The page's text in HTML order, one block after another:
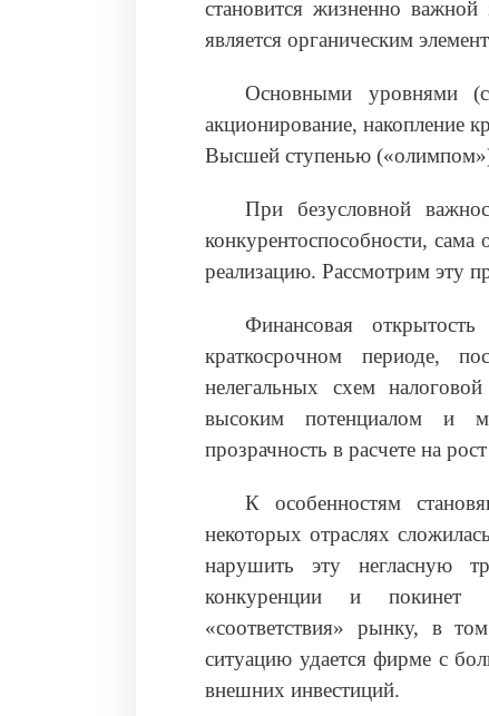
становится жизненно важной
является органическим
Основными уровнями
акционирование, накопление
Высшей ступенью
При безусловной
конкурентоспособности, сама
реализацию. Рассмотрим эту
Финансовая
краткосрочном периоде,
нелегальных схем
высоким потенциалом и
прозрачность в расчете на
К особенностям
некоторых отраслях
нарушить эту негласную
конкуренции и покинет
«соответствия» рынку, в
ситуацию удается фирме с
внешних инвестиций.